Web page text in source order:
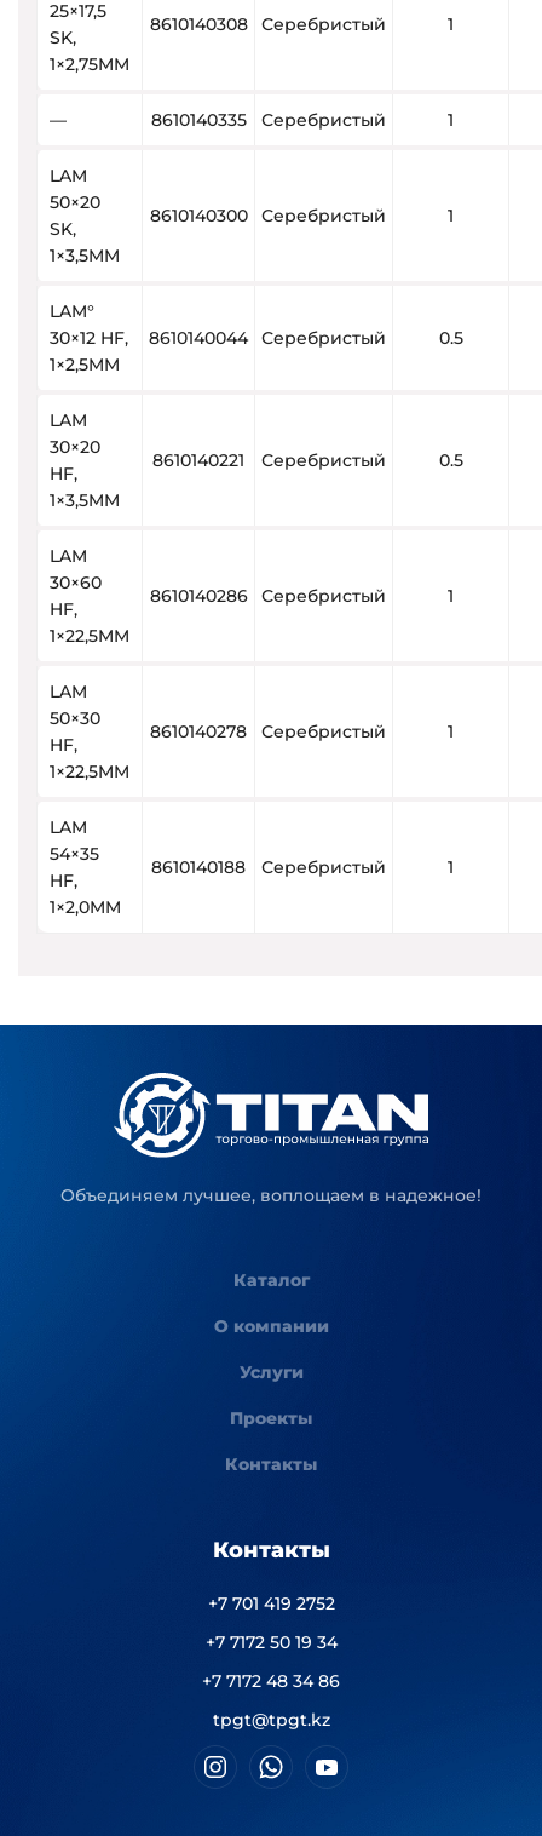
25×17,5
SK,
1×2,75MM
8610140308 Серебристый 1
— 8610140335 Серебристый 1
LAM
50×20
SK,
1×3,5MM
8610140300 Серебристый 1
LAM°
30×12 HF,
1×2,5MM
8610140044 Серебристый 0.5
LAM
30×20
HF,
1×3,5MM
8610140221 Серебристый 0.5
LAM
30×60
HF,
1×22,5MM
8610140286 Серебристый 1
LAM
50×30
HF,
1×22,5MM
8610140278 Серебристый 1
LAM
54×35
HF,
1×2,0MM
8610140188 Серебристый 1
Объединяем лучшее, воплощаем в надежное!
Каталог
О компании
Услуги
Проекты
Контакты
Контакты
+7 701 419 2752
+7 7172 50 19 34
+7 7172 48 34 86
tpgt@tpgt.kz